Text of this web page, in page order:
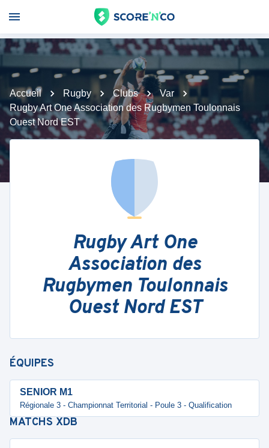
Accueil Rugby Clubs
Var
Rugby Art One Association des Rugbymen Toulonnais
Ouest Nord EST
Rugby Art One
Association des
Rugbymen Toulonnais
Ouest Nord EST
ÉQUIPES
SENIOR M1
Régionale 3 - Championnat Territorial - Poule 3 - Qualification
MATCHS XDB